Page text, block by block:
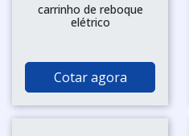
carrinho de reboque
elétrico
Cotar agora